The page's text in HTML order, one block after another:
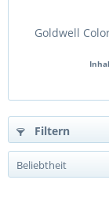
Goldwell
Filtern